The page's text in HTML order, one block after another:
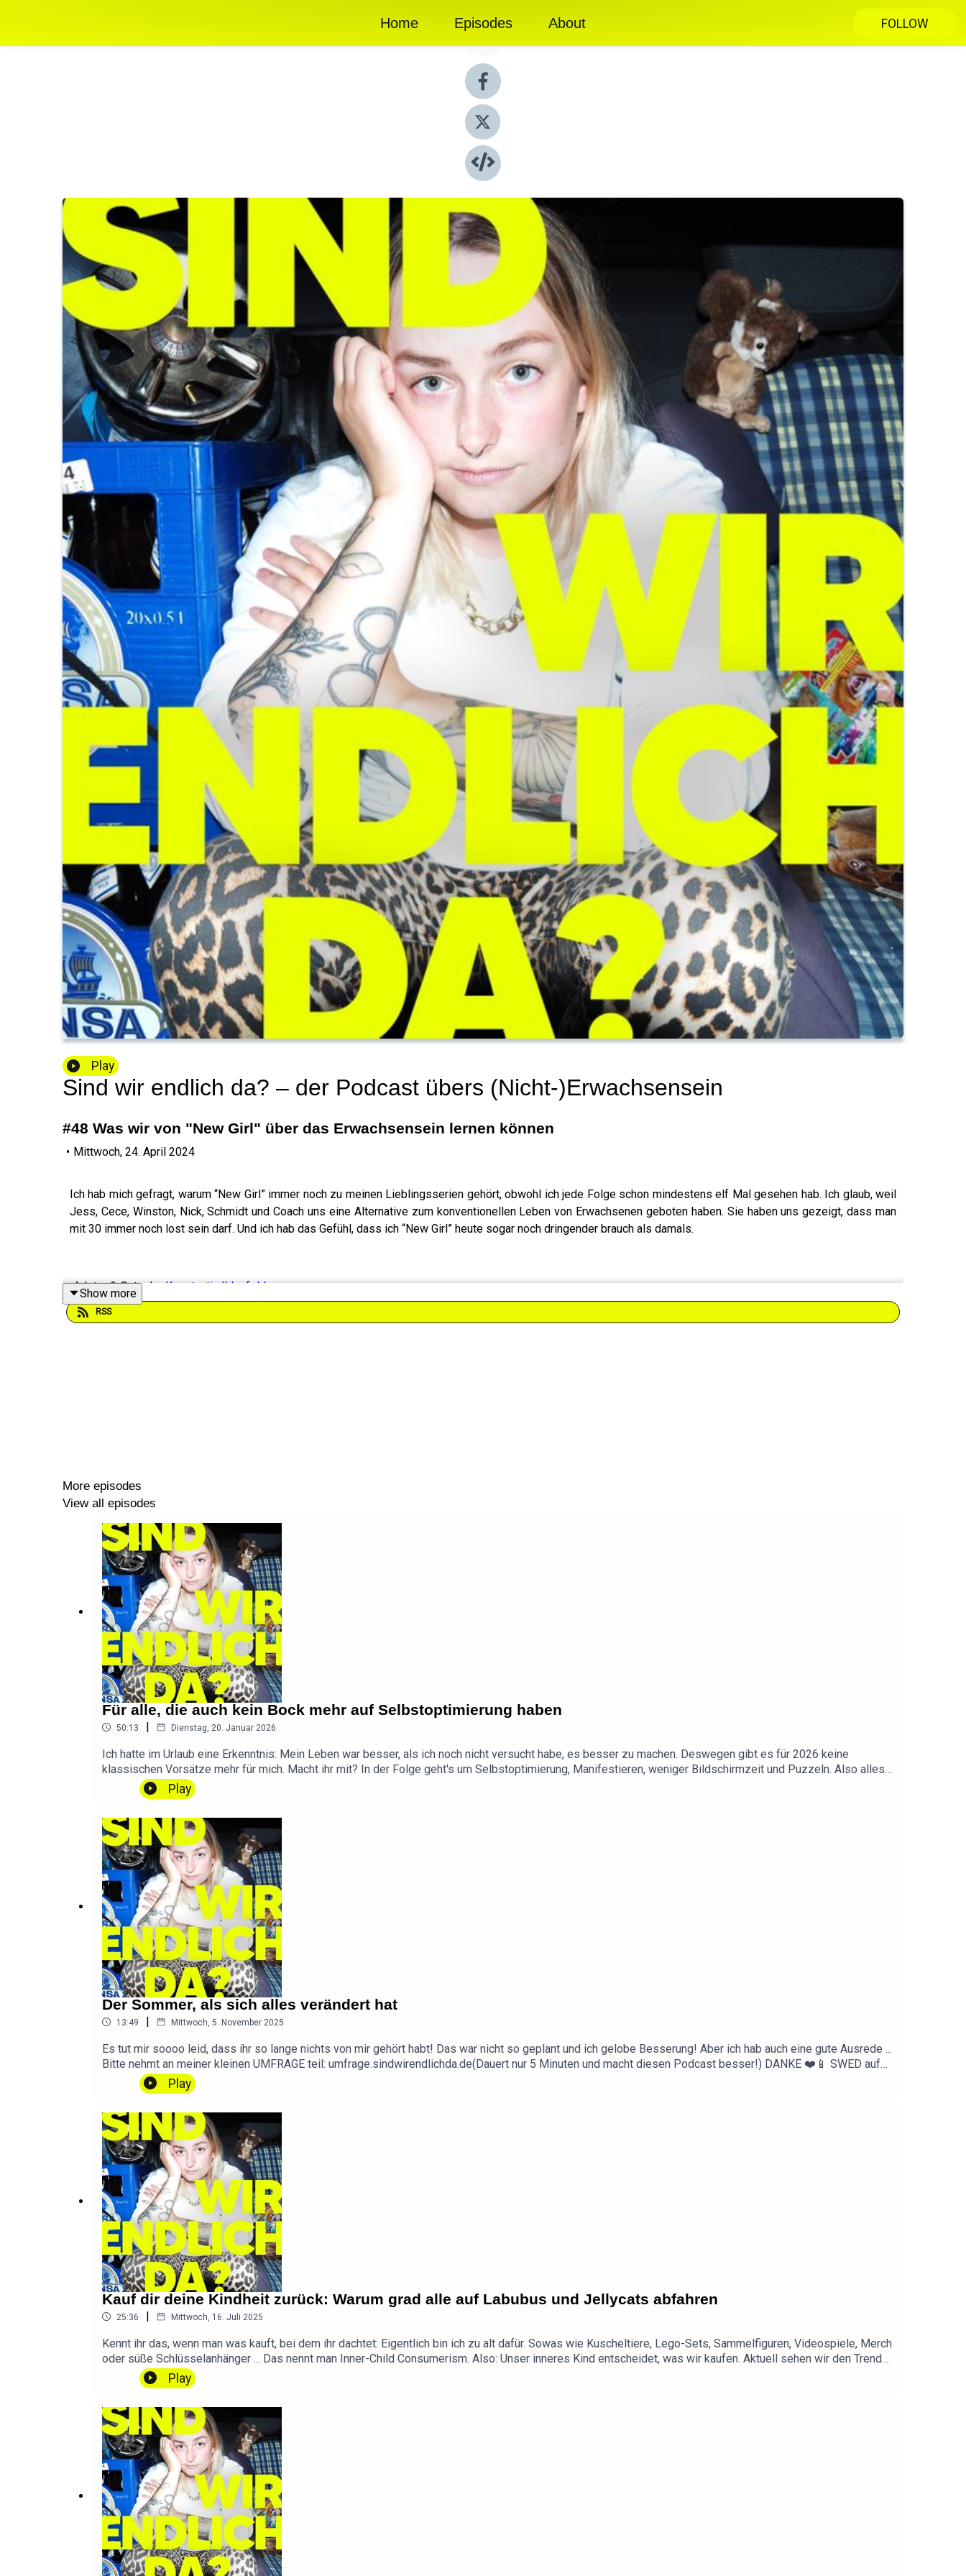
Home Episodes About FOLLOW
Share
Play
Sind wir endlich da? – der Podcast übers (Nicht-)Erwachsensein
#48 Was wir von "New Girl" über das Erwachsensein lernen können
• Mittwoch, 24. April 2024
Ich hab mich gefragt, warum “New Girl” immer noch zu meinen Lieblingsserien gehört, obwohl ich jede Folge schon mindestens elf Mal gesehen hab. Ich glaub, weil
Jess, Cece, Winston, Nick, Schmidt und Coach uns eine Alternative zum konventionellen Leben von Erwachsenen geboten haben. Sie haben uns gezeigt, dass man
mit 30 immer noch lost sein darf. Und ich hab das Gefühl, dass ich “New Girl” heute sogar noch dringender brauch als damals.
🎶 Intro & Outro byKonstantin Ihlenfeld
Show more
RSS
More episodes
View all episodes
Für alle, die auch kein Bock mehr auf Selbstoptimierung haben
50:13 | Dienstag, 20. Januar 2026
Ich hatte im Urlaub eine Erkenntnis: Mein Leben war besser, als ich noch nicht versucht habe, es besser zu machen. Deswegen gibt es für 2026 keine
klassischen Vorsätze mehr für mich. Macht ihr mit? In der Folge geht's um Selbstoptimierung, Manifestieren, weniger Bildschirmzeit und Puzzeln. Also alles
dabei, was man braucht, haha.Das Video von Caroline Winkler: https://www.youtube.com/watch?v=4w9_EhxqhDw Das Video zum Manifestieren:
https://www.melrobbins.com/episode/episode-227 Meine alte Folge zu Neujahrsvorsätzen: https://open.spotify.com/episode/7ykNoJBluSZw9sluBZAeoz
umfrage.sindwirendlichda.de(Dauert nur 5 Minuten und macht diesen Podcast besser!) DANKE ❤️📱 SWED auf Instagram📱 SWED auf TikTok💌 Ihr habt eine
Frage, einen Wunsch oder Feedback? Schreibt mir!hallo@sindwirendlichda.deOutro by Konstantin Ihlenfeld
Play
Der Sommer, als sich alles verändert hat
13:49 | Mittwoch, 5. November 2025
Es tut mir soooo leid, dass ihr so lange nichts von mir gehört habt! Das war nicht so geplant und ich gelobe Besserung! Aber ich hab auch eine gute Ausrede ...
Bitte nehmt an meiner kleinen UMFRAGE teil: umfrage.sindwirendlichda.de(Dauert nur 5 Minuten und macht diesen Podcast besser!) DANKE ❤️📱 SWED auf
Instagram📱 SWED auf TikTok💌 Ihr habt eine Frage, einen Wunsch oder Feedback? Schreibt mir!hallo@sindwirendlichda.deIntro & Outro by Konstantin
Ihlenfeld
Play
Kauf dir deine Kindheit zurück: Warum grad alle auf Labubus und Jellycats abfahren
25:36 | Mittwoch, 16. Juli 2025
Kennt ihr das, wenn man was kauft, bei dem ihr dachtet: Eigentlich bin ich zu alt dafür. Sowas wie Kuscheltiere, Lego-Sets, Sammelfiguren, Videospiele, Merch
oder süße Schlüsselanhänger ... Das nennt man Inner-Child Consumerism. Also: Unser inneres Kind entscheidet, was wir kaufen. Aktuell sehen wir den Trend
zum Beispiel bei Labubus oder Jellycats. Warum wir so gerne niedliche Dinge kaufen – und wie Unternehmen damit Kasse machen.Nadines Podcast:
Marketing-GeschichteNMalina auf TikTok: @malinaflorentineBitte nehmt an meiner kleinen UMFRAGE teil: umfrage.sindwirendlichda.de(Dauert nur 5 Minuten
mir!hallo@sindwirendlichda.deIntro & Outro by Konstantin IhlenfeldMusik by slip.stream
Play